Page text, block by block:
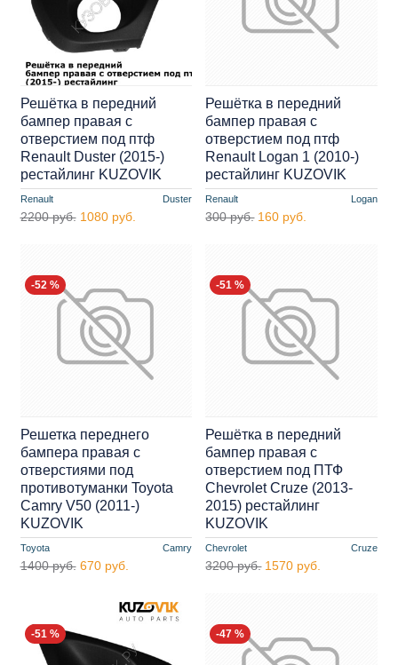
Renault Duster
Решётка в передний
бампер правая с
отверстием под птф
Renault Duster (2015-)
рестайлинг KUZOVIK
2200 руб. 1080 руб.
Renault Logan
Решётка в передний
бампер правая с
отверстием под птф
Renault Logan 1 (2010-)
рестайлинг KUZOVIK
300 руб. 160 руб.
-52 %
Toyota Camry
Решетка переднего
бампера правая с
отверстиями под
противотуманки Toyota
Camry V50 (2011-)
KUZOVIK
1400 руб. 670 руб.
-51 %
Chevrolet Cruze
Решётка в передний
бампер правая с
отверстием под ПТФ
Chevrolet Cruze (2013-
2015) рестайлинг
KUZOVIK
3200 руб. 1570 руб.
-51 % -47 %